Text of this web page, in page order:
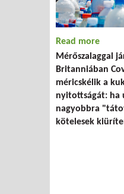
Read more
Mérőszalaggal
Britanniában
méricskélik a
nyitottságát: ha
nagyobbra
kötelesek